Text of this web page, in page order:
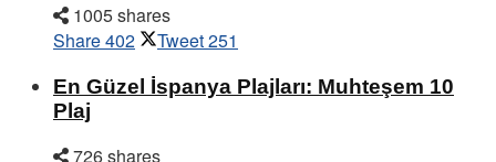
1005 shares
Share402 Tweet251
En Güzel İspanya Plajları: Muhteşem 10
Plaj
726 shares